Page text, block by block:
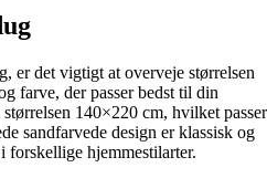
er det vigtigt at overveje størrelsen
farve, der passer bedst til din
140×220 cm, hvilket passer
sandfarvede design er klassisk og
forskellige hjemmestilarter.